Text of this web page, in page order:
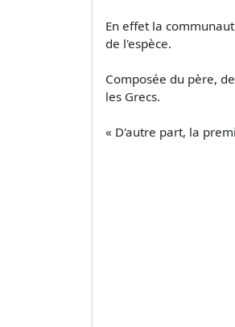
En effet la
de l'espèce.
Composée du père,
les Grecs.
« D'autre part, la